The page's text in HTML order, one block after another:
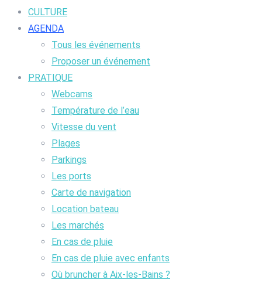
CULTURE
AGENDA
Tous les événements
Proposer un événement
PRATIQUE
Webcams
Température de l’eau
Vitesse du vent
Plages
Parkings
Les ports
Carte de navigation
Location bateau
Les marchés
En cas de pluie
En cas de pluie avec enfants
Où bruncher à Aix-les-Bains ?